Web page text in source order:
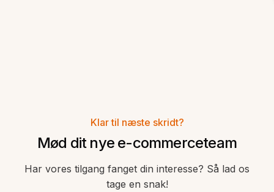
Klar til næste skridt?
Mød dit nye e-commerceteam
Har vores tilgang fanget din interesse? Så lad os
tage en snak!